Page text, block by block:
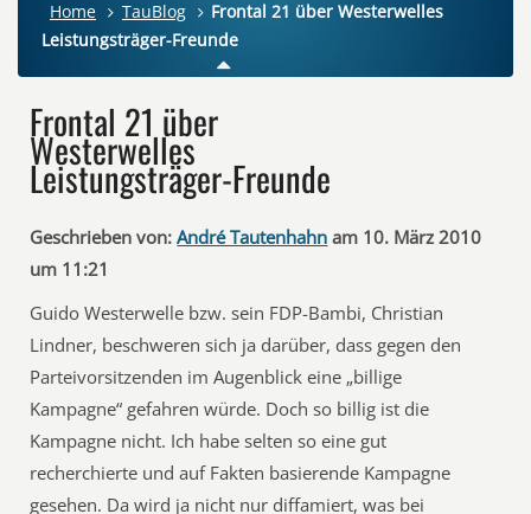
Home TauBlog
Frontal 21 über Westerwelles
Leistungsträger-Freunde
Frontal 21 über
Westerwelles
Leistungsträger-Freunde
Geschrieben von: André Tautenhahn am 10. März 2010
um 11:21
Guido Westerwelle bzw. sein FDP-Bambi, Christian
Lindner, beschweren sich ja darüber, dass gegen den
Parteivorsitzenden im Augenblick eine „billige
Kampagne“ gefahren würde. Doch so billig ist die
Kampagne nicht. Ich habe selten so eine gut
recherchierte und auf Fakten basierende Kampagne
gesehen. Da wird ja nicht nur diffamiert, was bei